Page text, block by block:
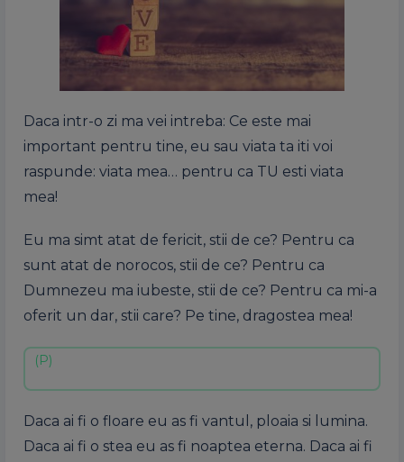
Daca intr-o zi ma vei intreba: Ce este mai
important pentru tine, eu sau viata ta iti voi
raspunde: viata mea… pentru ca TU esti viata
mea!
Eu ma simt atat de fericit, stii de ce? Pentru ca
sunt atat de norocos, stii de ce? Pentru ca
Dumnezeu ma iubeste, stii de ce? Pentru ca mi-a
oferit un dar, stii care? Pe tine, dragostea mea!
Daca ai fi o floare eu as fi vantul, ploaia si lumina.
Daca ai fi o stea eu as fi noaptea eterna. Daca ai fi